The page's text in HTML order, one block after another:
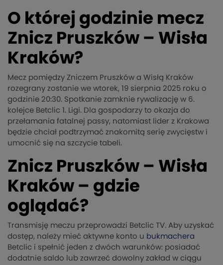
O której godzinie mecz
Znicz Pruszków – Wisła
Kraków?
Mecz pomiędzy Zniczem Pruszków a Wisłą Kraków
rozegrany zostanie we wtorek, 19 sierpnia 2025 roku o
godzinie 20:30. Spotkanie zamknie rywalizację w 6.
kolejce Betclic 1. Ligi. Dla gospodarzy to okazja do
przełamania fatalnej passy, natomiast lider z Krakowa
będzie chciał podtrzymać znakomitą serię zwycięstw i
umocnić się na szczycie tabeli.
Znicz Pruszków – Wisła
Kraków – gdzie
oglądać?
Transmisję meczu przeprowadzi Betclic TV. Aby uzyskać
dostęp, należy mieć aktywne konto u bukmachera
Betclic i spełnić jeden z dwóch warunków: posiadać
dodatnie saldo lub zawrzeć dowolny zakład w ciągu